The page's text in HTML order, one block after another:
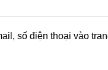
số điện thoại vào